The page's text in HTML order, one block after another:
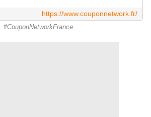
https://www.couponnetwork.fr/
#CouponNetworkFrance